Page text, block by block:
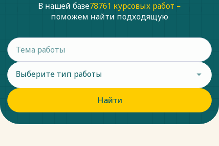
В нашей базе78761 курсовых работ –
поможем найти подходящую
Выберите тип работы
Найти